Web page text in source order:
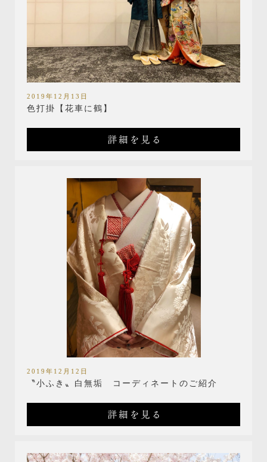
2019年12月13日
色打掛【花車に鶴】
2019年12月12日
〝小ふき〟白無垢 コーディネートのご紹介